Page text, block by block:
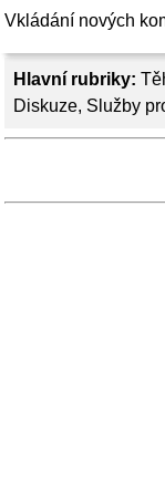
Hlavní rubriky:
Diskuze, Služby
Vkládání nových